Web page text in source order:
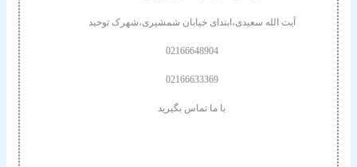
آیت الله سعیدی،ابتدای خیابان شمشیری،شهرک توحید
02166648904
02166633369
با ما تماس بگیرید